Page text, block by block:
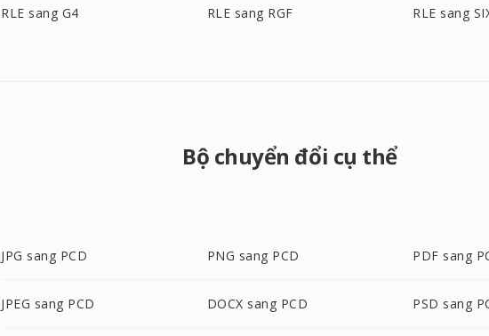
RLE sang G4 RLE sang RGF RLE sang
Bộ chuyển đổi cụ thể
JPG sang PCD PNG sang PCD PDF sang
JPEG sang PCD DOCX sang PCD PSD sang